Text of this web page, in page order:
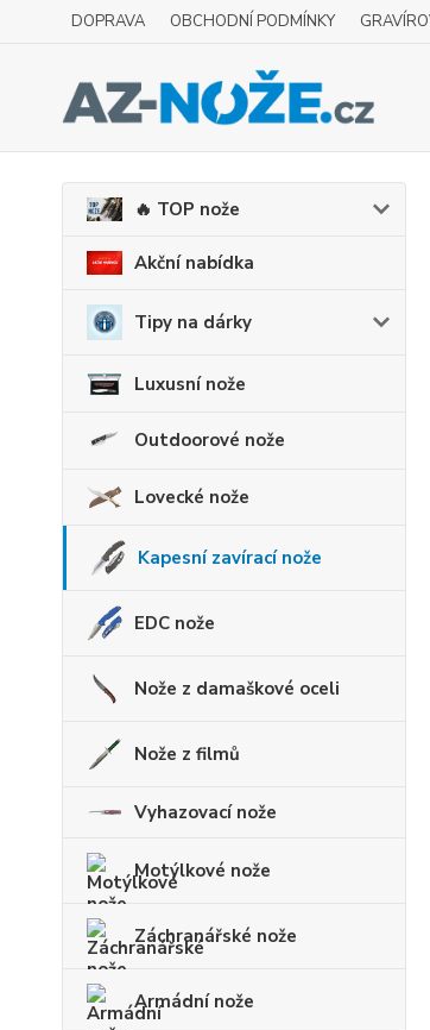
DOPRAVA OBCHODNÍ PODMÍNKY
🔥 TOP nože
Akční nabídka
Tipy na dárky
Luxusní nože
Outdoorové nože
Lovecké nože
Kapesní zavírací nože
EDC nože
Nože z damaškové oceli
Nože z filmů
Vyhazovací nože
Motýlkové nože
Záchranářské nože
Armádní nože